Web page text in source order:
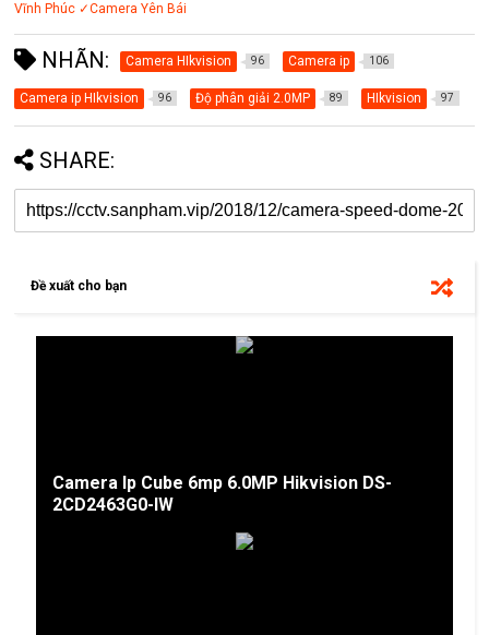
Vĩnh Phúc ✓Camera Yên Bái
NHÃN: Camera HIkvision 96 Camera ip 106
Camera ip HIkvision 96 Độ phân giải 2.0MP 89 HIkvision 97
SHARE:
Đề xuất cho bạn
Camera Ip Cube 6mp 6.0MP Hikvision DS-
2CD2463G0-IW